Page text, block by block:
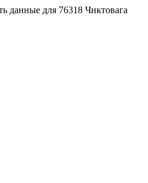
данные для 76318 Чиктовага